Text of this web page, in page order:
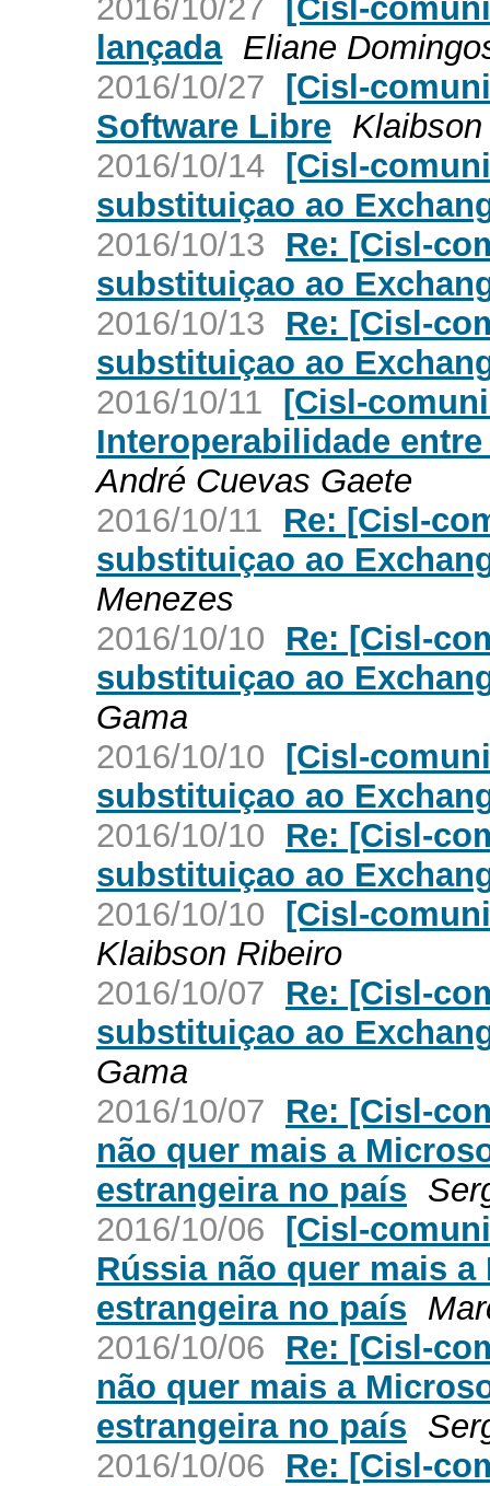
2016/10/27 [Cisl-
lançada Eliane
2016/10/27 [Cisl-
Software Libre
2016/10/14 [Cisl-
substituiçao ao
2016/10/13
Re: [Cisl-
substituiçao ao
2016/10/13
Re: [Cisl-
substituiçao ao
2016/10/11 [Cisl-
Interoperabilidade
André Cuevas Gaete
2016/10/11
Re: [Cisl-
substituiçao ao
Menezes
2016/10/10
Re: [Cisl-
substituiçao ao
Gama
2016/10/10 [Cisl-
substituiçao ao
2016/10/10
Re: [Cisl-
substituiçao ao
2016/10/10 [Cisl-
Klaibson Ribeiro
2016/10/07
Re: [Cisl-
substituiçao ao
Gama
2016/10/07
Re: [Cisl-
não quer mais a
estrangeira no país
2016/10/06 [Cisl-
Rússia não quer mais
estrangeira no país
2016/10/06
Re: [Cisl-
não quer mais a
estrangeira no país
2016/10/06
Re: [Cisl-